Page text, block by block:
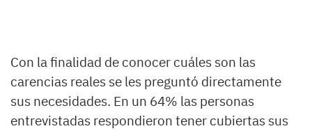
Con la finalidad de conocer cuáles son las
carencias reales se les preguntó directamente
sus necesidades. En un 64% las personas
entrevistadas respondieron tener cubiertas sus